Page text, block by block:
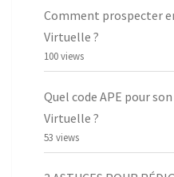
Comment prospecter
Virtuelle ?
100 views
Quel code APE pour
Virtuelle ?
53 views